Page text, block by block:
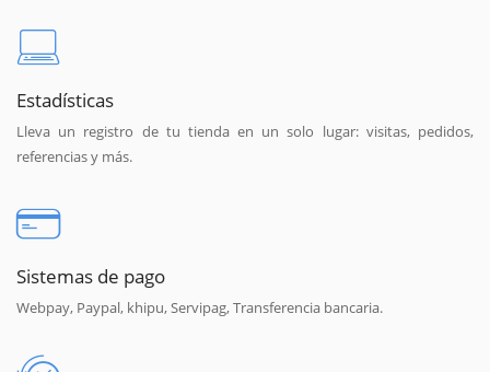
Estadísticas
Lleva un registro de tu tienda en un solo lugar: visitas, pedidos,
referencias y más.
Sistemas de pago
Webpay, Paypal, khipu, Servipag, Transferencia bancaria.